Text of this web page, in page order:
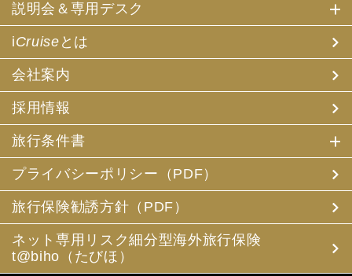
説明会＆専用デスク
iCruise とは
会社案内
採用情報
旅行条件書
プライバシーポリシー（PDF）
旅行保険勧誘方針（PDF）
ネット専用リスク細分型海外旅行保険
t@biho（たびほ）